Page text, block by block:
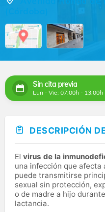
Sin cita previa
Lun - Vie: 07:00h - 13:00h
DESCRIPCIÓN
El virus de la
una infección que
puede transmitirse
sexual sin protección,
o de madre a hijo
lactancia.